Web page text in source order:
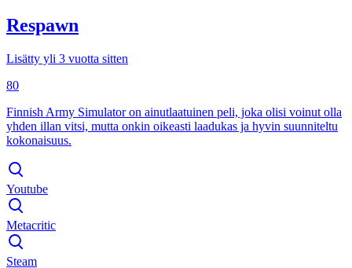
Respawn
Lisätty yli 3 vuotta sitten
80
Finnish Army Simulator on ainutlaatuinen peli, joka olisi voinut olla
yhden illan vitsi, mutta onkin oikeasti laadukas ja hyvin suunniteltu
kokonaisuus.
Youtube
Metacritic
Steam